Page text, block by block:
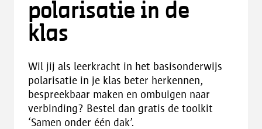
polarisatie in de
klas
Wil jij als leerkracht in het basisonderwijs
polarisatie in je klas beter herkennen,
bespreekbaar maken en ombuigen naar
verbinding? Bestel dan gratis de toolkit
‘Samen onder één dak’.